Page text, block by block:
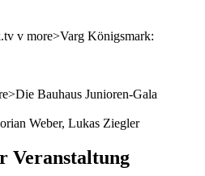
v more>Varg Königsmark:
Bauhaus Junioren-Gala
Weber, Lukas Ziegler
Veranstaltung